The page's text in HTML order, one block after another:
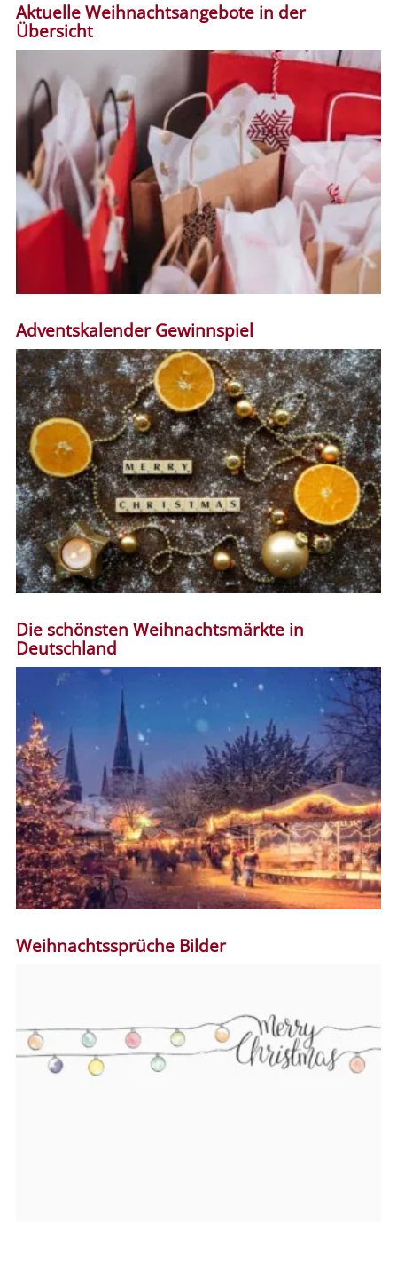
Aktuelle Weihnachtsangebote in der
Übersicht
Adventskalender Gewinnspiel
Die schönsten Weihnachtsmärkte in
Deutschland
Weihnachtssprüche Bilder